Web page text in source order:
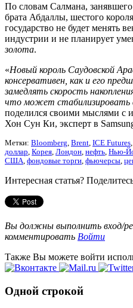
По словам Салмана,
брата Абдаллы, шестого
государство не будет менять
индустрии и не планирует
золота.
«Новый король Саудовской
консервативен, как и его
замедлять скорость
что может стабилизировать
поделился своими мыслями с
Хон Сун Ки, эксперт в
Метки: Bloomberg, Brent, ICE Futures,
доллар, Корея, Лондон, нефть, Нью-
США, фондовые торги, фьючерсы,
Интересная статья?
Вы должны выполнить вход/
комментировать Войти
Также Вы можете войти
Одной строкой